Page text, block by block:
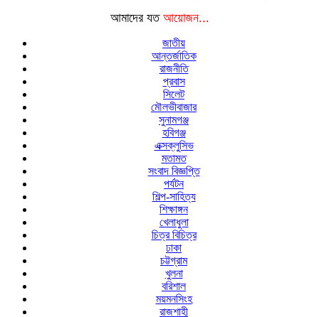
আমাদের যত আয়োজন...
জাতীয়
আন্তর্জাতিক
রাজনীতি
প্রবাস
সিলেট
মৌলভীবাজার
সুনামগঞ্জ
হবিগঞ্জ
এক্সক্লুসিভ
মতামত
সংবাদ বিজ্ঞপ্তি
পর্যটন
শিল্প-সাহিত্য
শিক্ষাঙ্গন
খেলাধুলা
চিত্র বিচিত্র
ঢাকা
চট্টগ্রাম
খুলনা
বরিশাল
ময়মনসিংহ
রাজশাহী